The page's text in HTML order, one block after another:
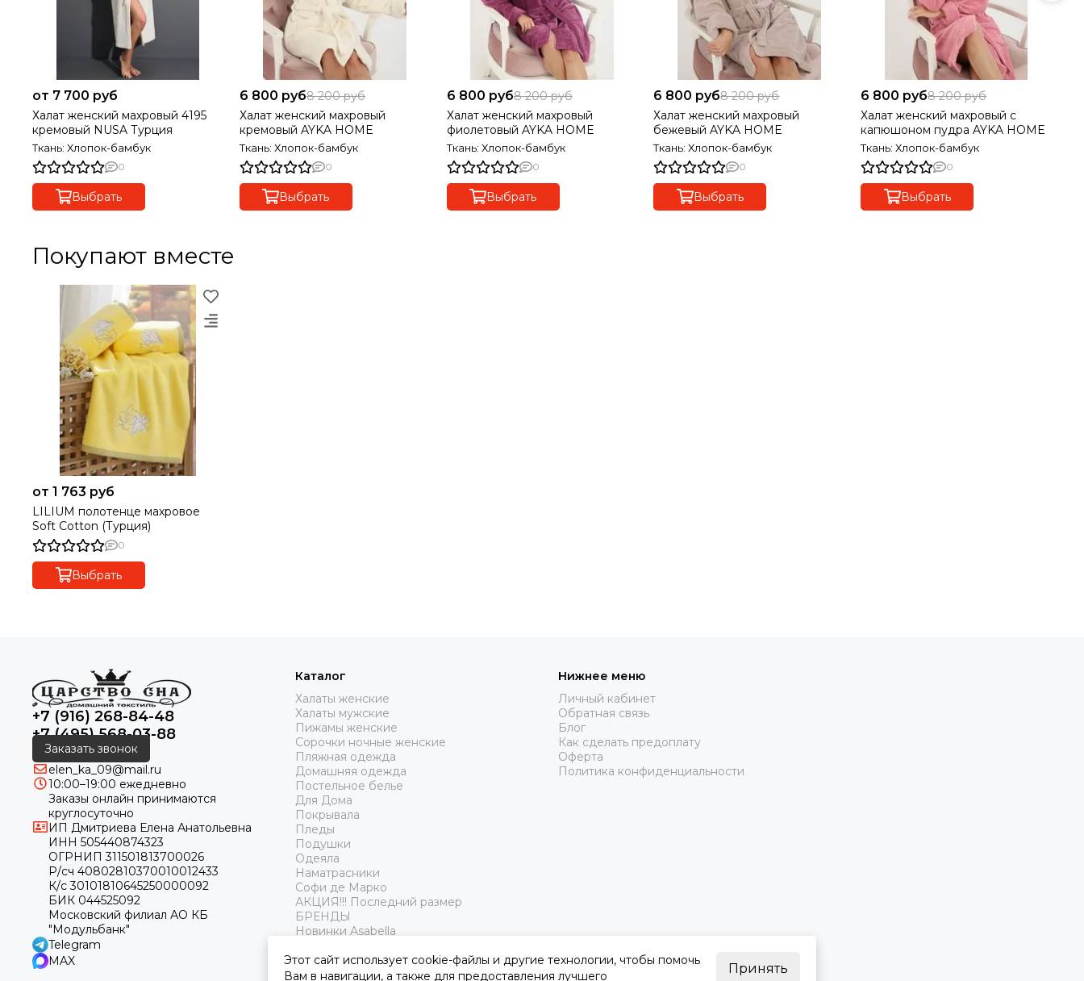
от 7 700 руб
Халат женский махровый 4195
кремовый NUSA Турция
Ткань: Хлопок-бамбук
0
Выбрать
6 800 руб8 200 руб
Халат женский махровый
кремовый AYKA HOME
Ткань: Хлопок-бамбук
0
Выбрать
6 800 руб8 200 руб
Халат женский махровый
фиолетовый AYKA HOME
Ткань: Хлопок-бамбук
0
Выбрать
6 800 руб8 200 руб
Халат женский махровый
бежевый AYKA HOME
Ткань: Хлопок-бамбук
0
Выбрать
6 800 руб8 200 руб
Халат женский махровый с
капюшоном пудра AYKA HOME
Ткань: Хлопок-бамбук
0
Выбрать
Покупают вместе
от 1 763 руб
LILIUM полотенце махровое
Soft Cotton (Турция)
0
Выбрать
+7 (916) 268-84-48
+7 (495) 568-03-88
Заказать звонок
elen_ka_09@mail.ru
10:00–19:00 ежедневно
Заказы онлайн принимаются
круглосуточно
ИП Дмитриева Елена Анатольевна
ИНН 505440874323
ОГРНИП 311501813700026
Р/сч 40802810370010012433
К/с 30101810645250000092
БИК 044525092
Московский филиал АО КБ
"Модульбанк"
Telegram
MAX
Каталог
Халаты женские
Халаты мужские
Пижамы женские
Сорочки ночные женские
Пляжная одежда
Домашняя одежда
Постельное белье
Для Дома
Покрывала
Пледы
Подушки
Одеяла
Наматрасники
Софи де Марко
АКЦИЯ!!! Последний размер
БРЕНДЫ
Новинки Asabella
Нижнее меню
Личный кабинет
Обратная связь
Блог
Как сделать предоплату
Оферта
Политика конфиденциальности
Этот сайт использует cookie-файлы и другие технологии, чтобы помочь
Вам в навигации, а также для предоставления лучшего
Принять